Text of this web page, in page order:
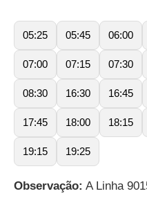
05:25 05:45 06:00
07:00 07:15 07:30
08:30 16:30 16:45
17:45 18:00 18:15
19:15 19:25
Observação: A Linha